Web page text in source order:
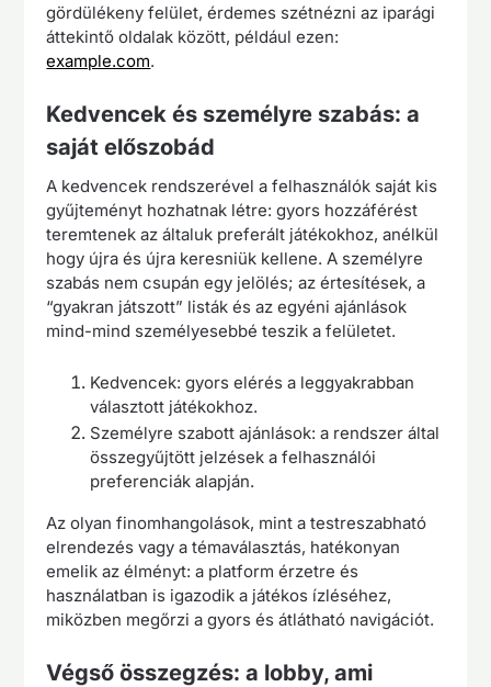
gördülékeny felület, érdemes szétnézni az iparági
áttekintő oldalak között, például ezen:
example.com.
Kedvencek és személyre szabás: a
saját előszobád
A kedvencek rendszerével a felhasználók saját kis
gyűjteményt hozhatnak létre: gyors hozzáférést
teremtenek az általuk preferált játékokhoz, anélkül
hogy újra és újra keresniük kellene. A személyre
szabás nem csupán egy jelölés; az értesítések, a
“gyakran játszott” listák és az egyéni ajánlások
mind-mind személyesebbé teszik a felületet.
Kedvencek: gyors elérés a leggyakrabban
választott játékokhoz.
Személyre szabott ajánlások: a rendszer által
összegyűjtött jelzések a felhasználói
preferenciák alapján.
Az olyan finomhangolások, mint a testreszabható
elrendezés vagy a témaválasztás, hatékonyan
emelik az élményt: a platform érzetre és
használatban is igazodik a játékos ízléséhez,
miközben megőrzi a gyors és átlátható navigációt.
Végső összegzés: a lobby, ami